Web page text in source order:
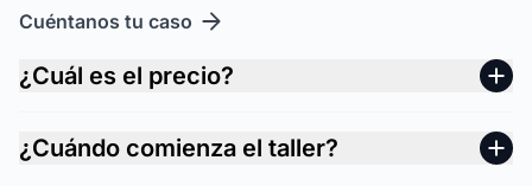
Cuéntanos tu caso
¿Cuál es el precio?
¿Cuándo comienza el taller?